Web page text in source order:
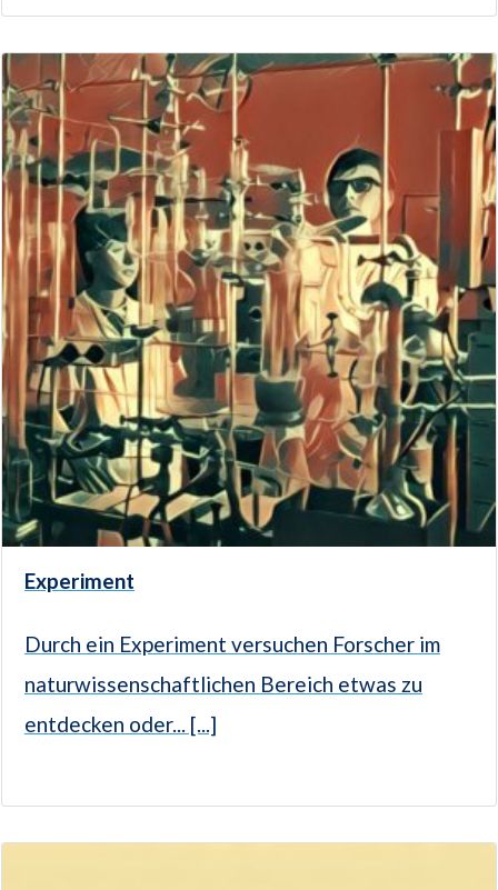
Experiment
Durch ein Experiment versuchen Forscher im
naturwissenschaftlichen Bereich etwas zu
entdecken oder... [...]